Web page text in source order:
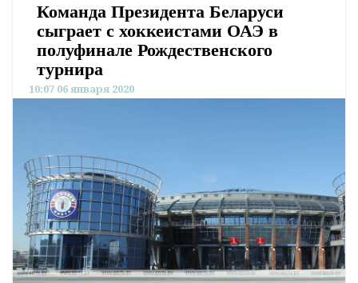
Команда Президента Беларуси
сыграет с хоккеистами ОАЭ в
полуфинале Рождественского
турнира
10:07 06 января 2020